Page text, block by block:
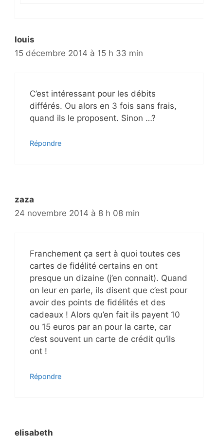
louis
15 décembre 2014 à 15 h 33 min
C’est intéressant pour les débits
différés. Ou alors en 3 fois sans frais,
quand ils le proposent. Sinon …?
Répondre
zaza
24 novembre 2014 à 8 h 08 min
Franchement ça sert à quoi toutes ces
cartes de fidélité certains en ont
presque un dizaine (j’en connait). Quand
on leur en parle, ils disent que c’est pour
avoir des points de fidélités et des
cadeaux ! Alors qu’en fait ils payent 10
ou 15 euros par an pour la carte, car
c’est souvent un carte de crédit qu’ils
ont !
Répondre
elisabeth